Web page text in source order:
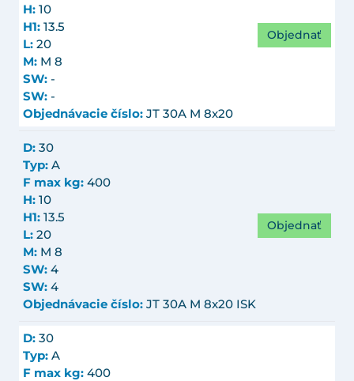
H: 10
H1: 13.5
L: 20
M: M 8
SW: -
SW: -
Objednávacie číslo: JT 30A M 8x20
Objednať
D: 30
Typ: A
F max kg: 400
H: 10
H1: 13.5
L: 20
M: M 8
SW: 4
SW: 4
Objednávacie číslo: JT 30A M 8x20 ISK
Objednať
D: 30
Typ: A
F max kg: 400